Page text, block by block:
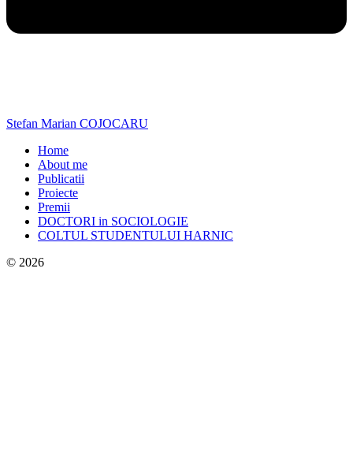
Stefan Marian COJOCARU
Home
About me
Publicatii
Proiecte
Premii
DOCTORI in SOCIOLOGIE
COLTUL STUDENTULUI HARNIC
© 2026